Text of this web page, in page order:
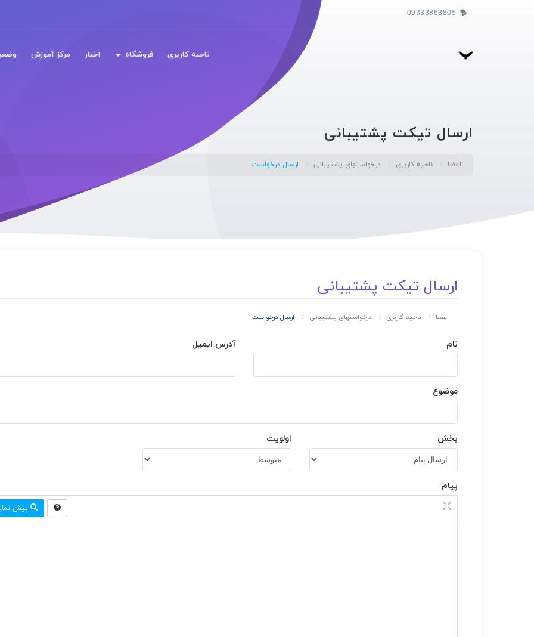
ناحیه کاربری فروشگاه اخبار مرکز آموزش
ارسال تیکت پشتیبانی
اعضا ناحیه کاربری درخواستهای پشتیبانی ارسال درخواست
ارسال تیکت پشتیبانی
اعضا ناحیه کاربری درخواستهای پشتیبانی ارسال درخواست
نام آدرس ایمیل
موضوع
بخش اولویت
پیام
پیش